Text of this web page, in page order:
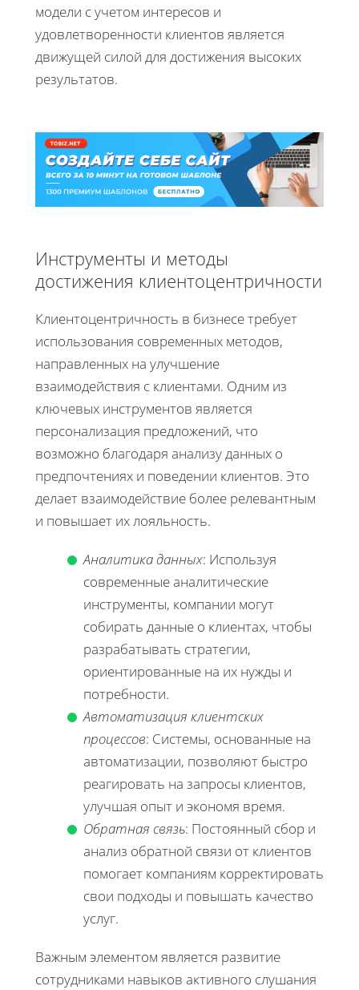
модели с учетом интересов и
удовлетворенности клиентов является
движущей силой для достижения высоких
результатов.
Инструменты и методы
достижения клиентоцентричности
Клиентоцентричность в бизнесе требует
использования современных методов,
направленных на улучшение
взаимодействия с клиентами. Одним из
ключевых инструментов является
персонализация предложений, что
возможно благодаря анализу данных о
предпочтениях и поведении клиентов. Это
делает взаимодействие более релевантным
и повышает их лояльность.
Аналитика данных: Используя
современные аналитические
инструменты, компании могут
собирать данные о клиентах, чтобы
разрабатывать стратегии,
ориентированные на их нужды и
потребности.
Автоматизация клиентских
процессов: Системы, основанные на
автоматизации, позволяют быстро
реагировать на запросы клиентов,
улучшая опыт и экономя время.
Обратная связь: Постоянный сбор и
анализ обратной связи от клиентов
помогает компаниям корректировать
свои подходы и повышать качество
услуг.
Важным элементом является развитие
сотрудниками навыков активного слушания